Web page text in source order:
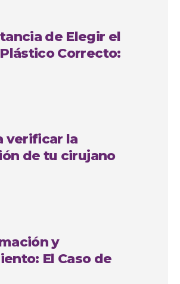
de Elegir el
Correcto:
Jhovana
verificar la
de tu cirujano
Antioquia
y
El Caso de